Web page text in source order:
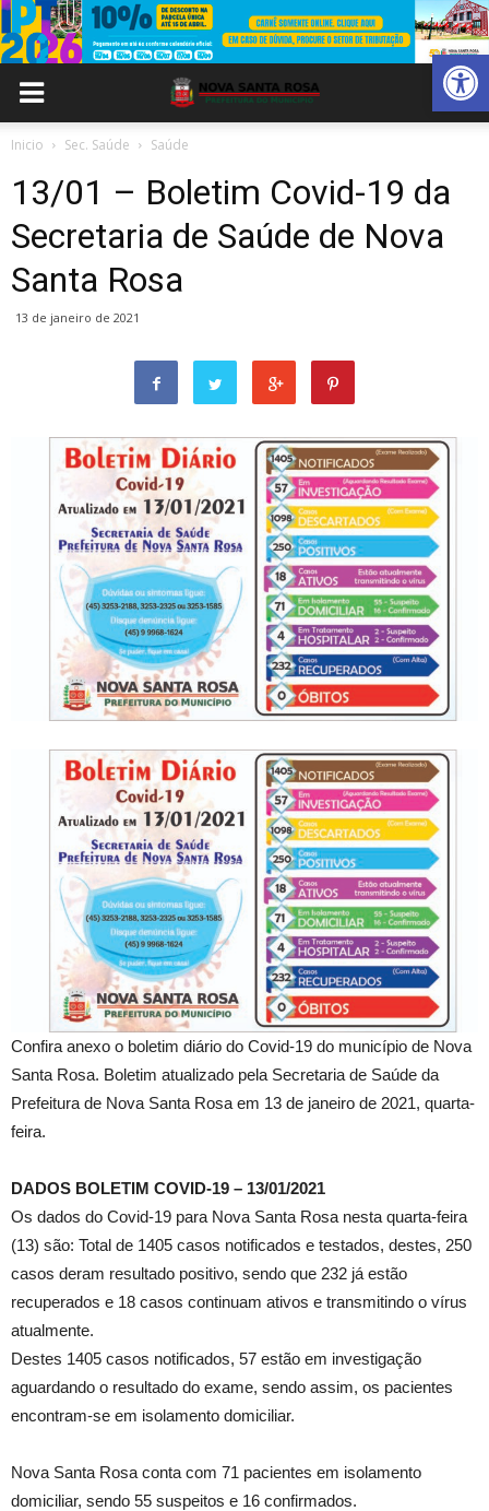
Abrir
Inicio Sec. Saúde Saúde
13/01 – Boletim Covid-19 da
Secretaria de Saúde de Nova
Santa Rosa
13 de janeiro de 2021
Confira anexo o boletim diário do Covid-19 do município de Nova
Santa Rosa. Boletim atualizado pela Secretaria de Saúde da
Prefeitura de Nova Santa Rosa em 13 de janeiro de 2021, quarta-
feira.
DADOS BOLETIM COVID-19 – 13/01/2021
Os dados do Covid-19 para Nova Santa Rosa nesta quarta-feira
(13) são: Total de 1405 casos notificados e testados, destes, 250
casos deram resultado positivo, sendo que 232 já estão
recuperados e 18 casos continuam ativos e transmitindo o vírus
atualmente.
Destes 1405 casos notificados, 57 estão em investigação
aguardando o resultado do exame, sendo assim, os pacientes
encontram-se em isolamento domiciliar.
Nova Santa Rosa conta com 71 pacientes em isolamento
domiciliar, sendo 55 suspeitos e 16 confirmados.